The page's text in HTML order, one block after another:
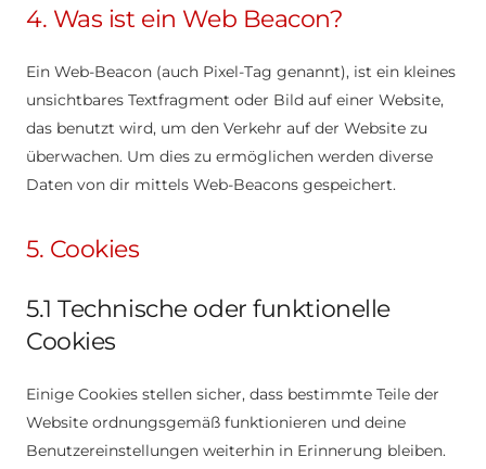
4. Was ist ein Web Beacon?
Ein Web-Beacon (auch Pixel-Tag genannt), ist ein kleines
unsichtbares Textfragment oder Bild auf einer Website,
das benutzt wird, um den Verkehr auf der Website zu
überwachen. Um dies zu ermöglichen werden diverse
Daten von dir mittels Web-Beacons gespeichert.
5. Cookies
5.1 Technische oder funktionelle
Cookies
Einige Cookies stellen sicher, dass bestimmte Teile der
Website ordnungsgemäß funktionieren und deine
Benutzereinstellungen weiterhin in Erinnerung bleiben.